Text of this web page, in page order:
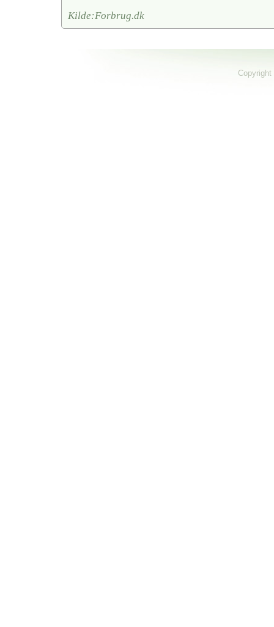
Kilde:Forbrug.dk